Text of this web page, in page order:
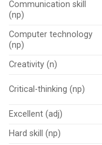
Communication skill
(np)
Computer technology
(np)
Creativity (n)
Critical-thinking (np)
Excellent (adj)
Hard skill (np)